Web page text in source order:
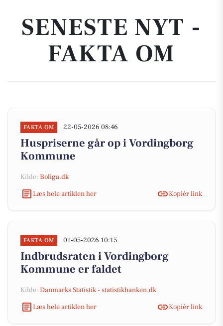
SENESTE NYT -
FAKTA OM
FAKTA OM 22-05-2026 08:46
Huspriserne går op i Vordingborg
Kommune
Kilde: Boliga.dk
Læs hele artiklen her
Kopiér link
FAKTA OM 01-05-2026 10:15
Indbrudsraten i Vordingborg
Kommune er faldet
Kilde: Danmarks Statistik - statistikbanken.dk
Læs hele artiklen her
Kopiér link